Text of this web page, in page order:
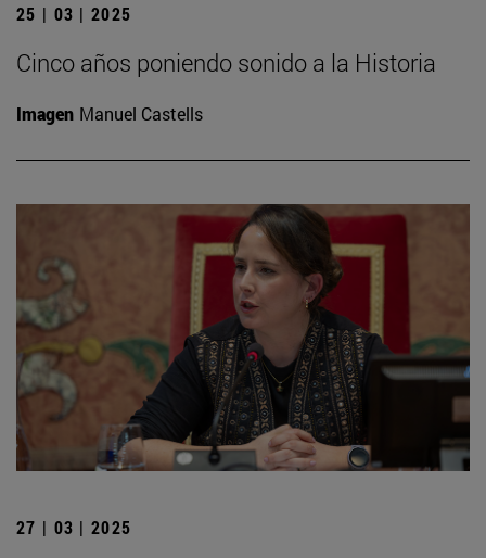
25 | 03 | 2025
Cinco años poniendo sonido a la Historia
Imagen Manuel Castells
27 | 03 | 2025